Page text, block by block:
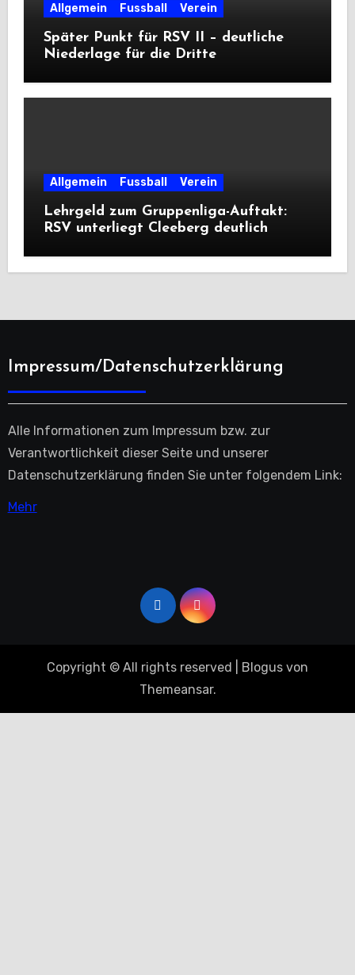
Allgemein Fussball Verein
Später Punkt für RSV II – deutliche
Niederlage für die Dritte
Allgemein Fussball Verein
Lehrgeld zum Gruppenliga-Auftakt:
RSV unterliegt Cleeberg deutlich
Impressum/Datenschutzerklärung
Alle Informationen zum Impressum bzw. zur
Verantwortlichkeit dieser Seite und unserer
Datenschutzerklärung finden Sie unter folgendem Link:
Mehr
Copyright © All rights reserved Blogus von
Themeansar.